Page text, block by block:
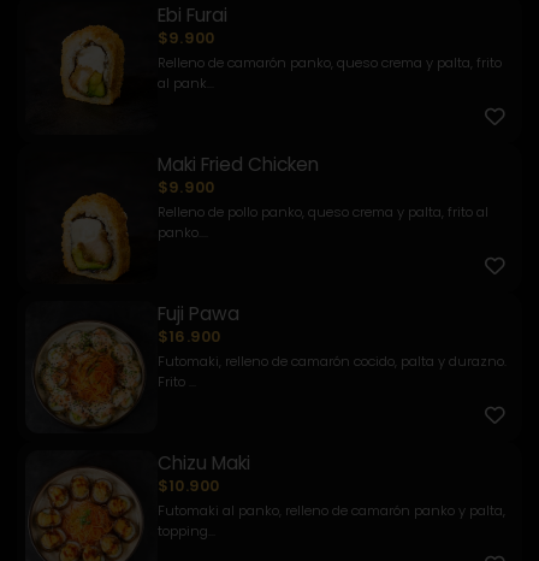
Ebi Furai
$9.900
Relleno de camarón panko, queso crema y palta, frito
al pank...
Maki Fried Chicken
$9.900
Relleno de pollo panko, queso crema y palta, frito al
panko....
Fuji Pawa
$16.900
Futomaki, relleno de camarón cocido, palta y durazno.
Frito ...
Chizu Maki
$10.900
Futomaki al panko, relleno de camarón panko y palta,
topping...